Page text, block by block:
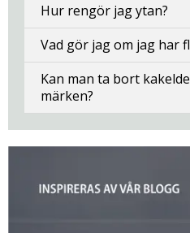
Hur rengör jag ytan?
Vad gör jag om jag har
Kan man ta bort
märken?